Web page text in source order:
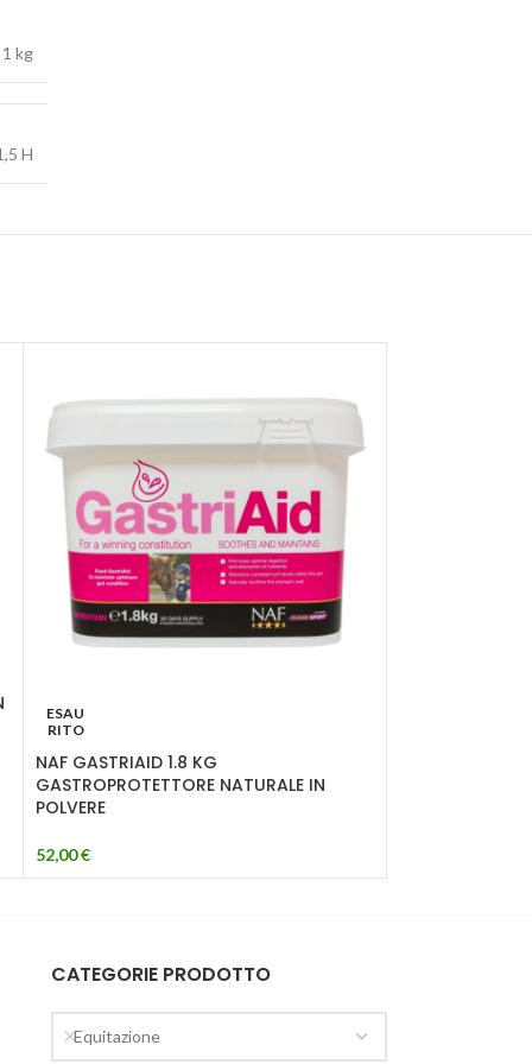
1 kg
H
ESAU
RITO
NAF GASTRIAID 1.8 KG
GASTROPROTETTORE NATURALE IN
POLVERE
52,00€
CATEGORIE PRODOTTO
Equitazione